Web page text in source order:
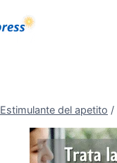
Estimulante del apetito /